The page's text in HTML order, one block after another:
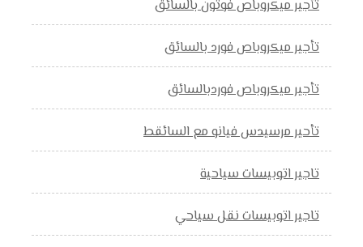
تأجير ميكروباص فوتون بالسائق
تأجير ميكروباص فورد بالسائق
تأجير ميكروباص فوردبالسائق
تأحير مرسيدس فيانو مع السائقط
تاجير اتوبيسات سياحية
تاجير اتوبيسات نقل سياحي